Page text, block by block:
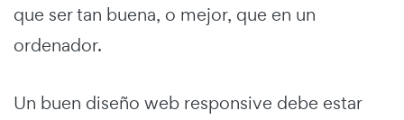
que ser tan buena, o mejor, que en un
ordenador.
Un buen diseño web responsive debe estar